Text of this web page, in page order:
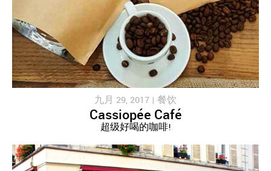
九月 29, 2017 | 餐饮
Cassiopée Café
超级好喝的咖啡!